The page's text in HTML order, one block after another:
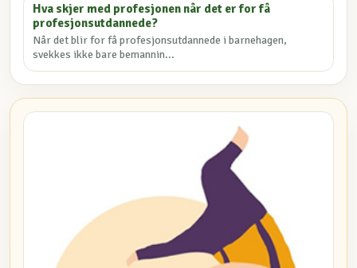
Hva skjer med profesjonen når det er for få
profesjonsutdannede?
Når det blir for få profesjonsutdannede i barnehagen,
svekkes ikke bare bemannin...